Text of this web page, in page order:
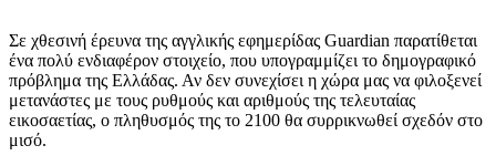
Σε χθεσινή έρευνα της αγγλικής εφημερίδας Guardian παρατίθεται
ένα πολύ ενδιαφέρον στοιχείο, που υπογραμμίζει το δημογραφικό
πρόβλημα της Ελλάδας. Αν δεν συνεχίσει η χώρα μας να φιλοξενεί
μετανάστες με τους ρυθμούς και αριθμούς της τελευταίας
εικοσαετίας, ο πληθυσμός της το 2100 θα συρρικνωθεί σχεδόν στο
μισό.